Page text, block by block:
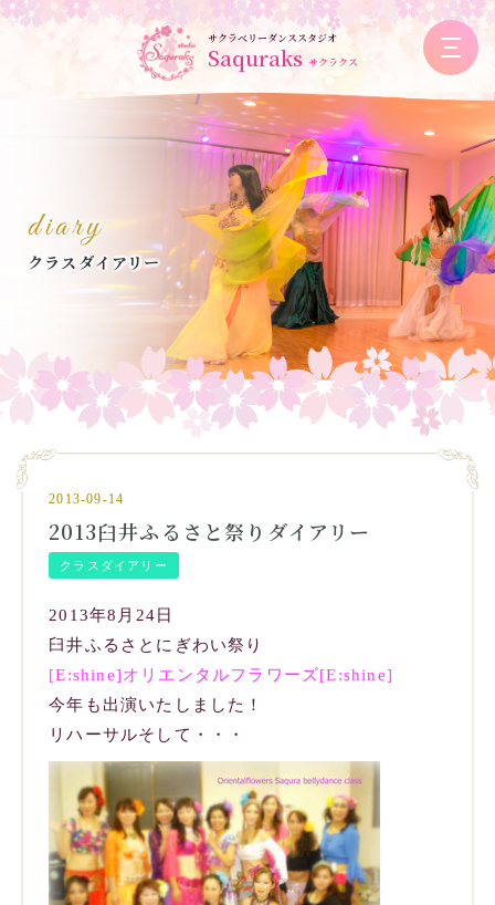
サクラベリーダンススタジオ
Saquraks サクラクス
diary
クラスダイアリー
2013-09-14
2013臼井ふるさと祭りダイアリー
クラスダイアリー
2013年8月24日
臼井ふるさとにぎわい祭り
[E:shine]オリエンタルフラワーズ[E:shine]
今年も出演いたしました！
リハーサルそして・・・